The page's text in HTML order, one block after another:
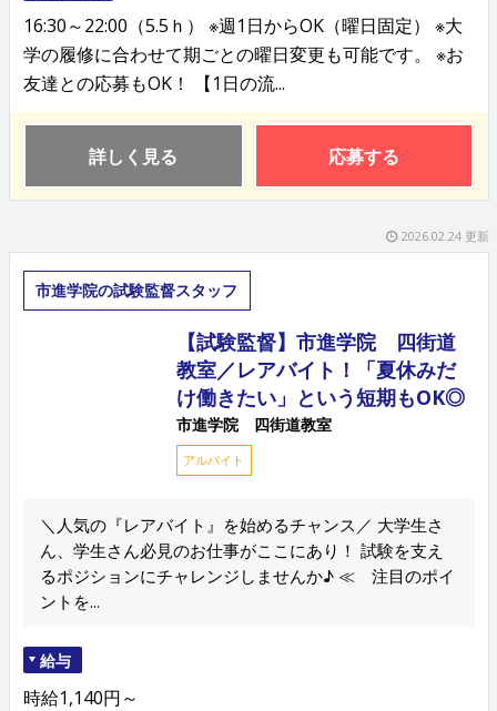
16:30～22:00（5.5ｈ） ※週1日からOK（曜日固定） ※大
学の履修に合わせて期ごとの曜日変更も可能です。 ※お
友達との応募もOK！ 【1日の流...
詳しく見る 応募する
2026.02.24 更新
市進学院の試験監督スタッフ
【試験監督】市進学院 四街道
教室／レアバイト！「夏休みだ
け働きたい」という短期もOK◎
市進学院 四街道教室
アルバイト
＼人気の『レアバイト』を始めるチャンス／ 大学生さ
ん、学生さん必見のお仕事がここにあり！ 試験を支え
るポジションにチャレンジしませんか♪ ≪ 注目のポイ
ントを...
給与
時給1,140円～